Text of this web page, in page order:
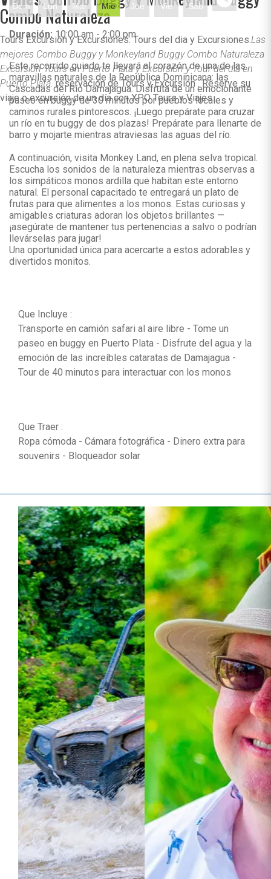
Combo Naturaleza
Tours Excursión y Excursiones. Tours del dia y Excursiones.Las
mejores Combo Buggy y Monkeyland Buggy Combo Naturaleza
Excursión Tours en Puerto Plata y Excursión y Tour del dia en
Puerto Plata. reservación de Tours y Excursión . Reserve su
viaje o excursión de un día con XPO Tours y Viajes.
Dom Lun Mar Mie Jue Vie Sab
Duración: 10:00 am - 2:00 pm
Este recorrido guiado te llevará al corazón de una de las
maravillas naturales de la República Dominicana: las
Cascadas del Río Damajagua. Disfruta de un emocionante
paseo en buggy de 30 minutos por pueblos locales y
caminos rurales pintorescos. ¡Luego prepárate para cruzar
un río en tu buggy de dos plazas! Prepárate para llenarte de
barro y mojarte mientras atraviesas las aguas del río.
A continuación, visita Monkey Land, en plena selva tropical.
Escucha los sonidos de la naturaleza mientras observas a
los simpáticos monos ardilla que habitan este entorno
natural. El personal capacitado te entregará un plato de
frutas para que alimentes a los monos. Estas curiosas y
amigables criaturas adoran los objetos brillantes —
¡asegúrate de mantener tus pertenencias a salvo o podrían
llevárselas para jugar!
Una oportunidad única para acercarte a estos adorables y
divertidos monitos.
Que Incluye :
Transporte en camión safari al aire libre - Tome un
paseo en buggy en Puerto Plata - Disfrute del agua y la
emoción de las increíbles cataratas de Damajagua -
Tour de 40 minutos para interactuar con los monos
Que Traer :
Ropa cómoda - Cámara fotográfica - Dinero extra para
souvenirs - Bloqueador solar